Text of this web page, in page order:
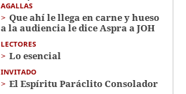
AGALLAS
Que ahí le llega en carne y hueso
a la audiencia le dice Aspra a JOH
LECTORES
Lo esencial
INVITADO
El Espíritu Paráclito Consolador